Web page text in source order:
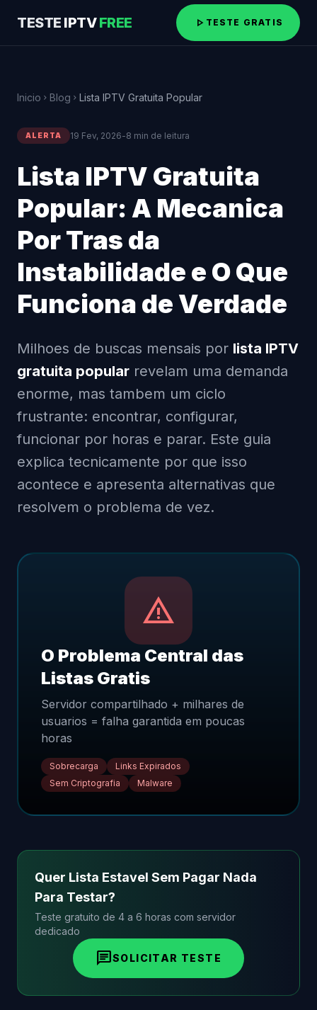
TESTE IPTV FREE play_arrow TESTE GRATIS
Inicio chevron_right Blog chevron_right Lista IPTV Gratuita Popular
ALERTA 19 Fev, 2026-8 min de leitura
Lista IPTV Gratuita
Popular: A Mecanica
Por Tras da
Instabilidade e O Que
Funciona de Verdade
Milhoes de buscas mensais por lista IPTV
gratuita popular revelam uma demanda
enorme, mas tambem um ciclo
frustrante: encontrar, configurar,
funcionar por horas e parar. Este guia
explica tecnicamente por que isso
acontece e apresenta alternativas que
resolvem o problema de vez.
warning
O Problema Central das
Listas Gratis
Servidor compartilhado + milhares de
usuarios = falha garantida em poucas
horas
Sobrecarga
Links Expirados
Sem Criptografia
Malware
Quer Lista Estavel Sem Pagar Nada
Para Testar?
Teste gratuito de 4 a 6 horas com servidor
dedicado
chatSOLICITAR TESTE